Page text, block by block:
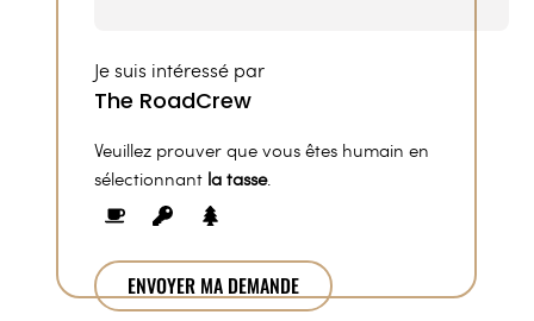
Je suis intéressé par
Veuillez prouver que vous êtes humain en
sélectionnant la tasse.